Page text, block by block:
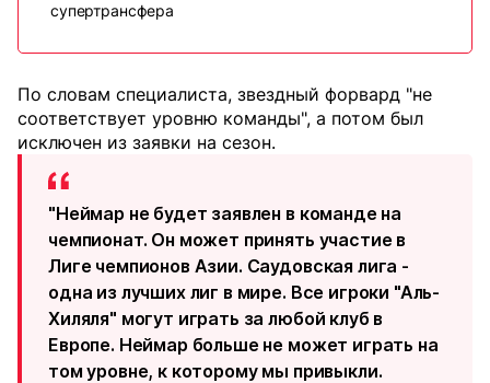
супертрансфера
По словам специалиста, звездный форвард "не
соответствует уровню команды", а потом был
исключен из заявки на сезон.
"Неймар не будет заявлен в команде на
чемпионат. Он может принять участие в
Лиге чемпионов Азии. Саудовская лига -
одна из лучших лиг в мире. Все игроки "Аль-
Хиляля" могут играть за любой клуб в
Европе. Неймар больше не может играть на
том уровне, к которому мы привыкли.